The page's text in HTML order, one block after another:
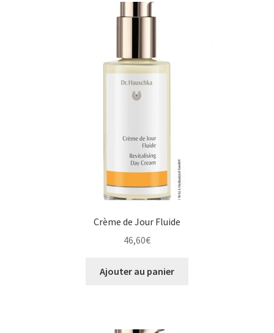
Crème de Jour Fluide
46,60€
Ajouter au panier